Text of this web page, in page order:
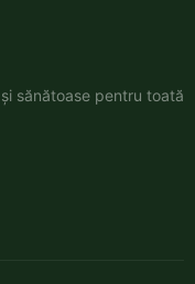
sănătoase pentru toată